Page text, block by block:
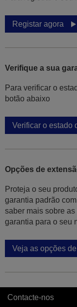
Registar agora
Verifique a sua
Para verificar o
botão abaixo
Verificar o estado
Opções de
Proteja o seu
garantia padrão
saber mais sobre
garantia para o seu
Veja as opções
Contacte-nos